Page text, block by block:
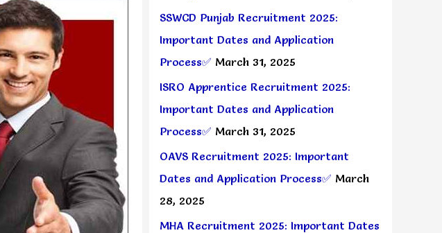
SSWCD Punjab Recruitment 2025:
Important Dates and Application
Process✅ March 31, 2025
ISRO Apprentice Recruitment 2025:
Important Dates and Application
Process✅ March 31, 2025
OAVS Recruitment 2025: Important
Dates and Application Process✅ March
28, 2025
MHA Recruitment 2025: Important Dates